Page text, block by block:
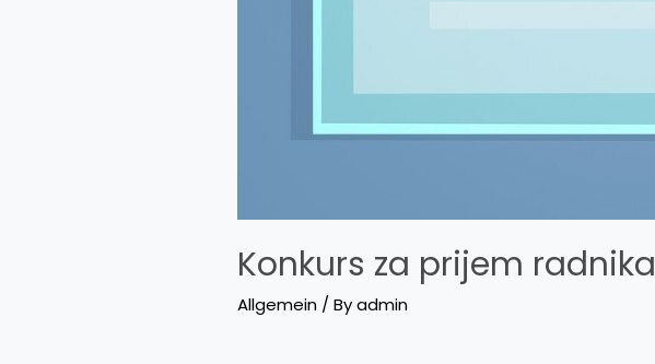
Konkurs za prijem radnika
Allgemein / Byadmin